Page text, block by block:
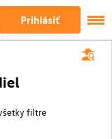
Prihlásiť
filtre